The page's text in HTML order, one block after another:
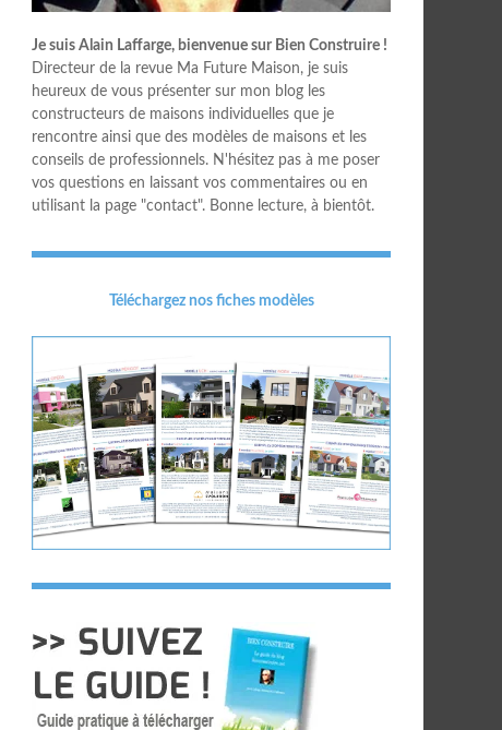
Je suis Alain Laffarge, bienvenue sur Bien Construire !
Directeur de la revue Ma Future Maison, je suis
heureux de vous présenter sur mon blog les
constructeurs de maisons individuelles que je
rencontre ainsi que des modèles de maisons et les
conseils de professionnels. N'hésitez pas à me poser
vos questions en laissant vos commentaires ou en
utilisant la page "contact". Bonne lecture, à bientôt.
Téléchargez nos fiches modèles